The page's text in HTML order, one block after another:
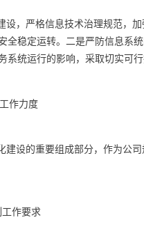
，严格信息技术治理规范，
全稳定运转。二是严防信息
统运行的影响，采取切实可
作力度
设的重要组成部分，作为公
工作要求